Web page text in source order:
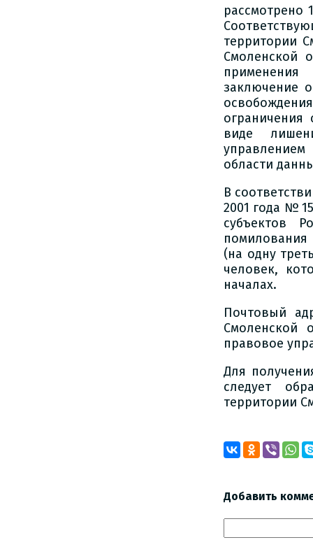
рассмотрено
территории
Смоленской
заключение
ограничения
виде
области
В
2001 года №
субъектов
помилования
(на одну
человек,
началах.
Почтовый
Смоленской
правовое
Для
следует
территории
Добавить